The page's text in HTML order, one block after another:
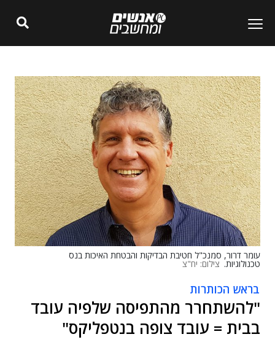
עומר דרור, סמנכ"ל חטיבת הבדיקות והבטחת האיכות בנס
טכנולוגיות. צילום: יח"צ
בראש הכותרות
"להשתחרר מהתפיסה שלפיה עובד
בבית = עובד צופה בנטפליקס"